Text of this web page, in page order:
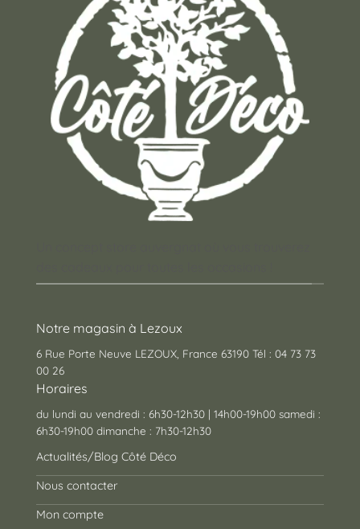
Notre magasin à Lezoux
6 Rue Porte Neuve LEZOUX, France 63190 Tél : 04 73 73
00 26
Horaires
du lundi au vendredi : 6h30-12h30 | 14h00-19h00 samedi :
6h30-19h00 dimanche : 7h30-12h30
Actualités/Blog Côté Déco
Nous contacter
Mon compte